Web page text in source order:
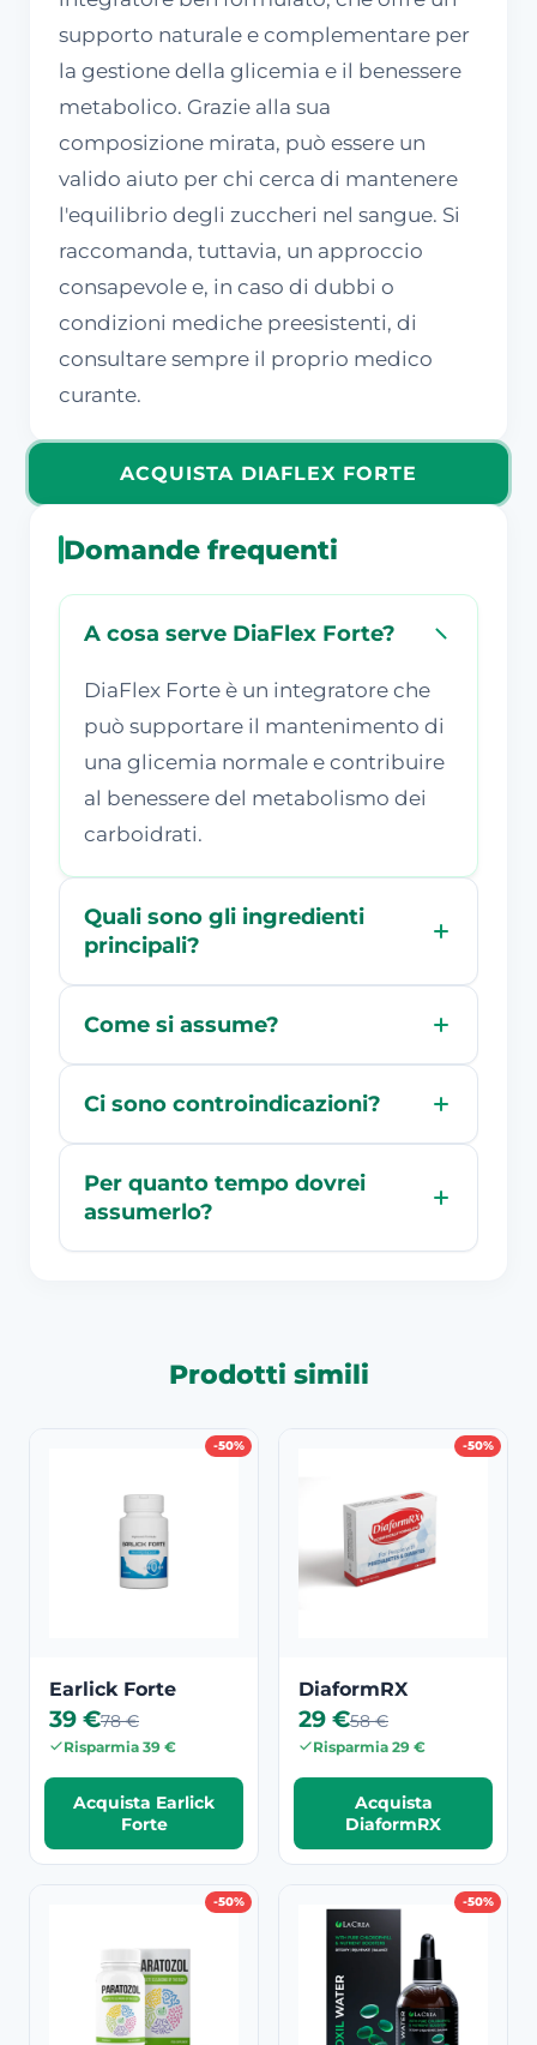
supporto naturale e complementare per
la gestione della glicemia e il benessere
metabolico. Grazie alla sua
composizione mirata, può essere un
valido aiuto per chi cerca di mantenere
l'equilibrio degli zuccheri nel sangue. Si
raccomanda, tuttavia, un approccio
consapevole e, in caso di dubbi o
condizioni mediche preesistenti, di
consultare sempre il proprio medico
curante.
ACQUISTA DIAFLEX FORTE
Domande frequenti
A cosa serve DiaFlex Forte?
DiaFlex Forte è un integratore che
può supportare il mantenimento di
una glicemia normale e contribuire
al benessere del metabolismo dei
carboidrati.
Quali sono gli ingredienti
principali?
Come si assume?
Ci sono controindicazioni?
Per quanto tempo dovrei
assumerlo?
Prodotti simili
-50%
Earlick Forte
39 €78 €
Risparmia 39 €
Acquista Earlick
Forte
-50%
DiaformRX
29 €58 €
Risparmia 29 €
Acquista
DiaformRX
-50% -50%